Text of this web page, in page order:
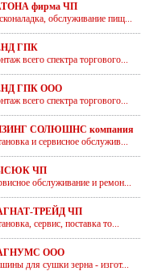
фирма ЧП
обслуживание пищ...
ГПК
всего спектра торгового...
ГПК ООО
всего спектра торгового...
СОЛЮШНС компания
и сервисное обслужив...
ЧП
обслуживание и ремон...
ТРЕЙД ЧП
сервис, поставка то...
ООО
для сушки зерна - изгот...